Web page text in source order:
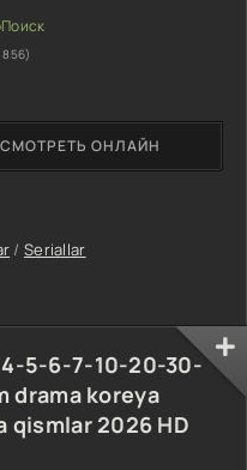
/ Seriallar
СМОТРЕТЬ ОНЛАЙН
856)
5-6-7-10-20-30-
drama koreya
qismlar 2026 HD